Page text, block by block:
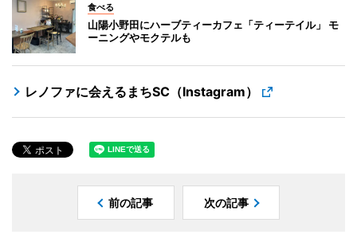
食べる
山陽小野田にハーブティーカフェ「ティーテイル」 モ
ーニングやモクテルも
レノファに会えるまちSC（Instagram）
前の記事 次の記事